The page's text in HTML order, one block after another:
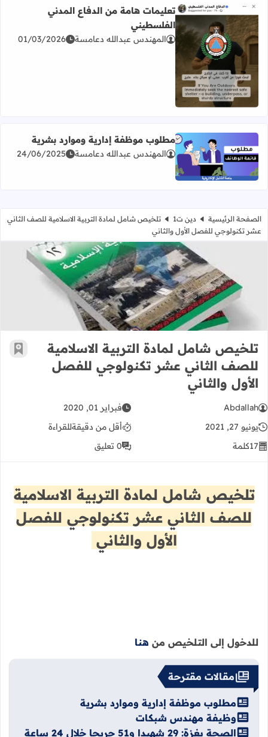
اقرأ المزيد عن تعليمات هامة من الدفاع المدني الفلسطيني
تعليمات هامة من الدفاع المدني
الفلسطيني
المهندس عبدالله دعامسة 01/03/2026
اقرأ المزيد عن مطلوب موظفة إدارية وموارد بشرية
مطلوب موظفة إدارية وموارد بشرية
المهندس عبدالله دعامسة 24/06/2025
الصفحة الرئيسية دين ت1
تلخيص شامل لمادة التربية الاسلامية للصف الثاني
عشر تكنولوجي للفصل الأول والثاني
تلخيص شامل لمادة التربية
تلخيص شامل لمادة التربية الاسلامية
للصف الثاني عشر تكنولوجي للفصل
الأول والثاني
أضف
Abdallah
فبراير 01, 2020
يونيو 27, 2021
أقل من دقيقةللقراءة
17كلمة 0 تعليق
تلخيص شامل لمادة التربية الاسلامية
للصف الثاني عشر تكنولوجي للفصل
الأول والثاني
للدخول إلى التلخيص من هنا
مقالات مقترحة
مطلوب موظفة إدارية وموارد بشرية
وظيفة مهندس شبكات
الصحة بغزة: 29 شهيدا و51 جريحا خلال 24 ساعة